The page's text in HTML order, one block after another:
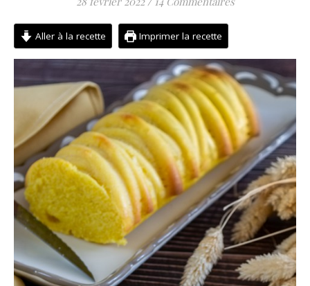
Aller à la recette Imprimer la recette